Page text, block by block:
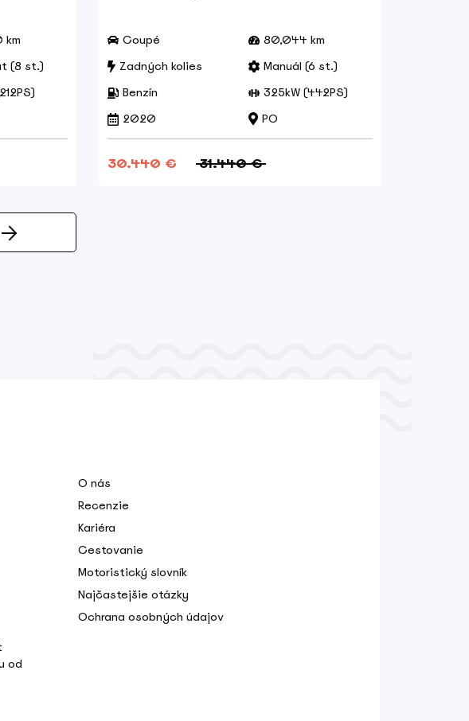
km
(8 st.)
Coupé
80,044 km
Zadných kolies
Manuál (6 st.)
Benzín
325kW (442PS)
2020
PO
30.440 € 31.440 €
O nás
Recenzie
Kariéra
Cestovanie
Motoristický slovník
Najčastejšie otázky
Ochrana osobných údajov
od